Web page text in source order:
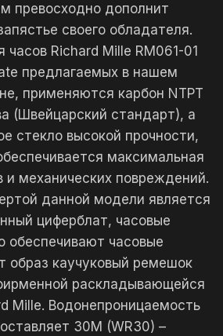
превосходно дополнит
своего обладателя.
часов Richard Mille RM061-01
предлагаемых в нашем
применяются карбон NTPT
(Швейцарский стандарт), а
стекло высокой прочности,
максимальная
и механических повреждений.
данной модели является
циферблат, часовые
обеспечивают часовые
образ каучуковый ремешок
раскладывающейся
Mille. Водонепроницаемость
30М (WR30) –